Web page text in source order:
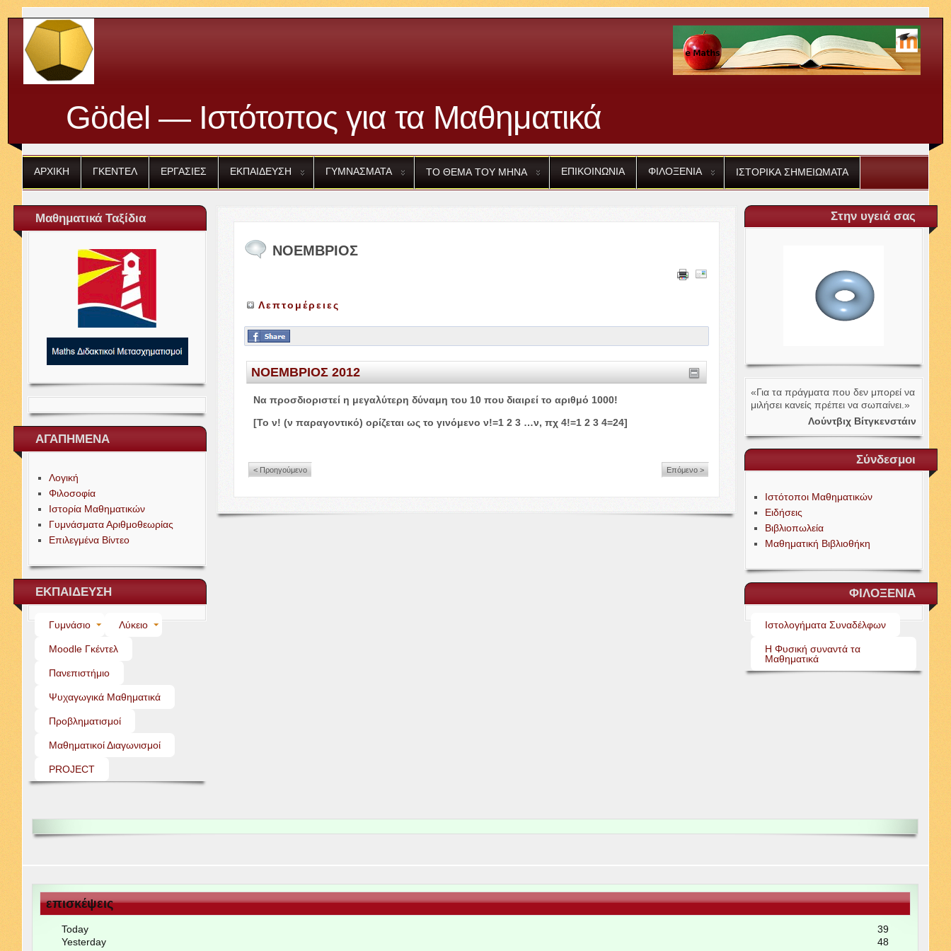
Gödel — Ιστότοπος για τα Μαθηματικά
ΑΡΧΙΚΗ ΓΚΕΝΤΕΛ ΕΡΓΑΣΙΕΣ ΕΚΠΑΙΔΕΥΣΗ ΓΥΜΝΑΣΜΑΤΑ ΤΟ ΘΕΜΑ ΤΟΥ ΜΗΝΑ ΕΠΙΚΟΙΝΩΝΙΑ ΦΙΛΟΞΕΝΙΑ ΙΣΤΟΡΙΚΑ ΣΗΜΕΙΩΜΑΤΑ
Μαθηματικά Ταξίδια
ΑΓΑΠΗΜΕΝΑ
Λογική
Φιλοσοφία
Ιστορία Μαθηματικών
Γυμνάσματα Αριθμοθεωρίας
Επιλεγμένα Βίντεο
ΕΚΠΑΙΔΕΥΣΗ
Γυμνάσιο Λύκειο
Moo­dle Γκέντελ
Πανεπιστήμιο
Ψυχαγωγικά Μαθηματικά
Προβληματισμοί
Μαθηματικοί Διαγωνισμοί
PROJECT
ΝΟΕΜΒΡΙΟΣ
Λεπτομέρειες
ΝΟΕΜΒΡΙΟΣ 2012
Να προσδιοριστεί η μεγαλύτερη δύναμη του 10που διαιρεί το αριθμό 1000!
[Το ν! (ν παραγοντικό) ορίζεται ως το γινόμενο ν!=1 2 3…ν, πχ 4!=1 2 3 4=24]
< Προηγούμενο Επόμενο >
Στην υγειά σας
«Για τα πράγματα που δεν μπορεί να
μιλήσει κανείς πρέπει να σωπαίνει.»
Λούντβιχ Βίτγκενστάιν
Σύνδεσμοι
Ιστότοποι Μαθηματικών
Ειδήσεις
Βιβλιοπωλεία
Μαθηματική Βιβλιοθήκη
ΦΙΛΟΞΕΝΙΑ
Ιστολογήματα Συναδέλφων
Η Φυσική συναντά τα
Μαθηματικά
επισκέψεις
Today
39
Yes­ter­day
48